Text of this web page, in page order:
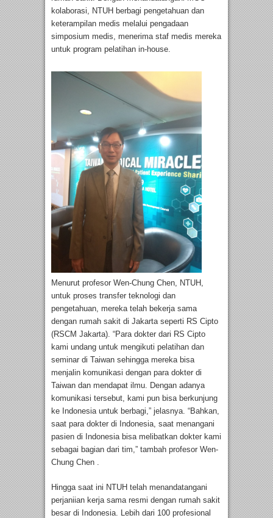
kolaborasi, NTUH berbagi pengetahuan dan
keterampilan medis melalui pengadaan
simposium medis, menerima staf medis mereka
untuk program pelatihan in-house.
Menurut profesor Wen-Chung Chen, NTUH,
untuk proses transfer teknologi dan
pengetahuan, mereka telah bekerja sama
dengan rumah sakit di Jakarta seperti RS Cipto
(RSCM Jakarta). “Para dokter dari RS Cipto
kami undang untuk mengikuti pelatihan dan
seminar di Taiwan sehingga mereka bisa
menjalin komunikasi dengan para dokter di
Taiwan dan mendapat ilmu. Dengan adanya
komunikasi tersebut, kami pun bisa berkunjung
ke Indonesia untuk berbagi,” jelasnya. “Bahkan,
saat para dokter di Indonesia, saat menangani
pasien di Indonesia bisa melibatkan dokter kami
sebagai bagian dari tim,” tambah profesor Wen-
Chung Chen .
Hingga saat ini NTUH telah menandatangani
perjaniian kerja sama resmi dengan rumah sakit
besar di Indonesia. Lebih dari 100 profesional